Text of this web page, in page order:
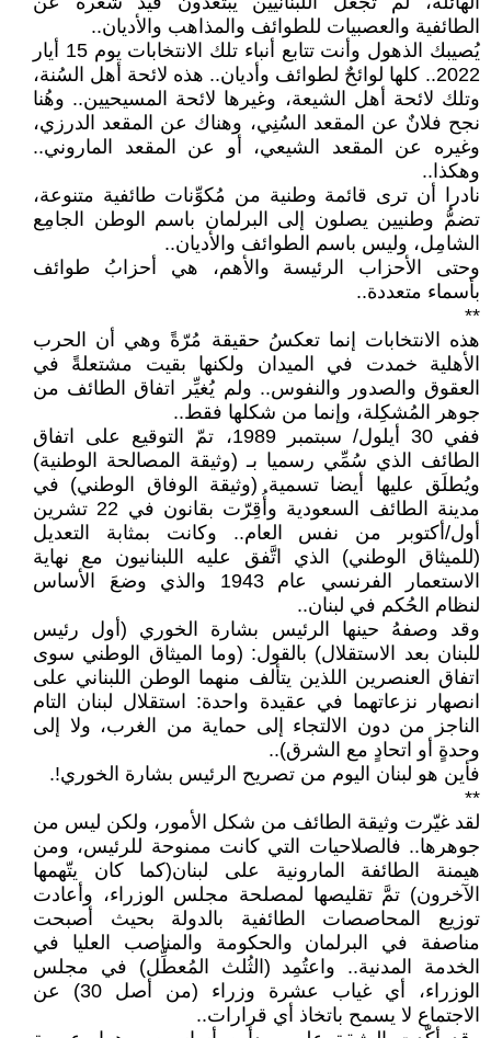
الطائفية والعصبيات للطوائف والمذاهب والأديان..
يُصيبك الذهول وأنت تتابع أنباء تلك الانتخابات يوم 15 أيار
2022.. كلها لوائحٌ لطوائف وأديان.. هذه لائحة أهل السُنة،
وتلك لائحة أهل الشيعة، وغيرها لائحة المسيحيين.. وهُنا
نجح فلانٌ عن المقعد السُنِي، وهناك عن المقعد الدرزي،
وغيره عن المقعد الشيعي، أو عن المقعد الماروني..
وهكذا..
نادرا أن ترى قائمة وطنية من مُكوِّنات طائفية متنوعة،
تضمُّ وطنيين يصلون إلى البرلمان باسم الوطن الجامِع
الشامِل، وليس باسم الطوائف والأديان..
وحتى الأحزاب الرئيسة والأهم، هي أحزابُ طوائف
بأسماء متعددة..
**
هذه الانتخابات إنما تعكسُ حقيقة مُرّةً وهي أن الحرب
الأهلية خمدت في الميدان ولكنها بقيت مشتعلةً في
العقوق والصدور والنفوس.. ولم يُغيِّر اتفاق الطائف من
جوهر المُشكِلة، وإنما من شكلها فقط..
ففي 30 أيلول/ سبتمبر 1989، تمّ التوقيع على اتفاق
الطائف الذي سُمِّي رسميا بـ (وثيقة المصالحة الوطنية)
ويُطلَق عليها أيضا تسمية (وثيقة الوفاق الوطني) في
مدينة الطائف السعودية وأُقِرّت بقانون في 22 تشرين
أول/أكتوبر من نفس العام.. وكانت بمثابة التعديل
(للميثاق الوطني) الذي اتَّفق عليه اللبنانيون مع نهاية
الاستعمار الفرنسي عام 1943 والذي وضعَ الأساس
لنظام الحُكم في لبنان..
وقد وصفهُ حينها الرئيس بشارة الخوري (أول رئيس
للبنان بعد الاستقلال) بالقول: (وما الميثاق الوطني سوى
اتفاق العنصرين اللذين يتألف منهما الوطن اللبناني على
انصهار نزعاتهما في عقيدة واحدة: استقلال لبنان التام
الناجز من دون الالتجاء إلى حماية من الغرب، ولا إلى
وحدةٍ أو اتحادٍ مع الشرق)..
فأين هو لبنان اليوم من تصريح الرئيس بشارة الخوري!.
**
لقد غيّرت وثيقة الطائف من شكل الأمور، ولكن ليس من
جوهرها.. فالصلاحيات التي كانت ممنوحة للرئيس، ومن
هيمنة الطائفة المارونية على لبنان(كما كان يتّهمها
الآخرون) تمَّ تقليصها لمصلحة مجلس الوزراء، وأعادت
توزيع المحاصصات الطائفية بالدولة بحيث أصبحت
مناصفة في البرلمان والحكومة والمناصب العليا في
الخدمة المدنية.. واعتُمِد (الثُلث المُعطِّل) في مجلس
الوزراء، أي غياب عشرة وزراء (من أصل 30) عن
الاجتماع لا يسمح باتخاذ أي قرارات..